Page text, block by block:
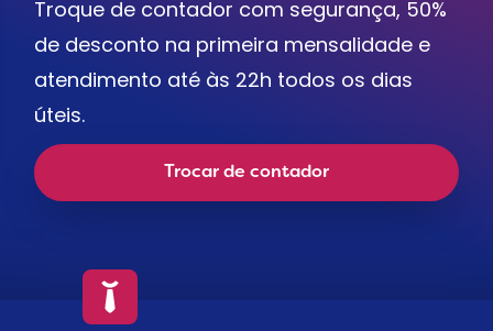
Troque de contador com segurança, 50%
de desconto na primeira mensalidade e
atendimento até às 22h todos os dias
úteis.
Trocar de contador